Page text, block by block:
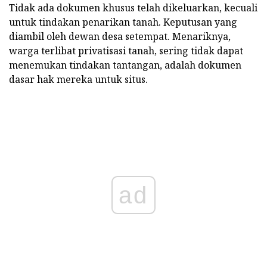
Tidak ada dokumen khusus telah dikeluarkan, kecuali
untuk tindakan penarikan tanah. Keputusan yang
diambil oleh dewan desa setempat. Menariknya,
warga terlibat privatisasi tanah, sering tidak dapat
menemukan tindakan tantangan, adalah dokumen
dasar hak mereka untuk situs.
ad